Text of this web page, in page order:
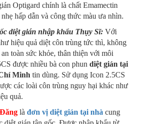
Optigard chính là chất Emamectin
hấp dẫn và công thức màu ưa nhìn.
diệt gián nhập khẩu Thụy Sĩ: Với
hiệu quả diệt côn trùng tức thì, không
toàn sức khỏe, thân thiện với môi
được nhiều bà con phun diệt gián tại
Minh tin dùng. Sử dụng Icon 2.5CS
các loài côn trùng nguy hại khác như
quả.
là đơn vị diệt gián tại nhà cung